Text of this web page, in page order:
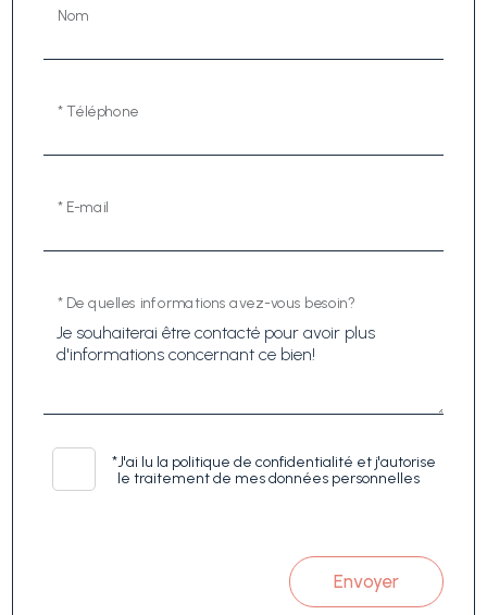
Nom
* Téléphone
* E-mail
* De quelles informations avez-vous besoin?
*J'ai lu la politique de confidentialité et j'autorise
le traitement de mes données personnelles
Envoyer